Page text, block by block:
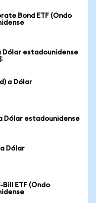
Bond ETF (Ondo
Dólar estadounidense
a Dólar
Dólar estadounidense
Dólar
Bill ETF (Ondo